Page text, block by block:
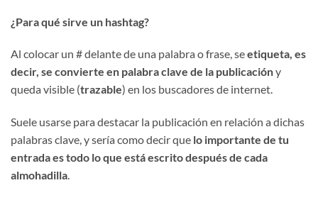
¿Para qué sirve un hashtag?
Al colocar un # delante de una palabra o frase, seetiqueta, es
decir, se convierte en palabra clave de la publicacióny
queda visible (trazable) en los buscadores de internet.
Suele usarse para destacar la publicación en relación a dichas
palabras clave, y sería como decir que lo importante de tu
entrada es todo lo que está escrito después de cada
almohadilla.